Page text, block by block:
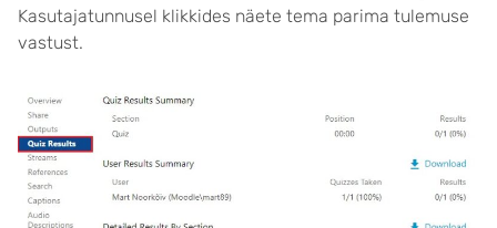
Kasutajatunnusel klikkides näete tema parima tulemuse
vastust.